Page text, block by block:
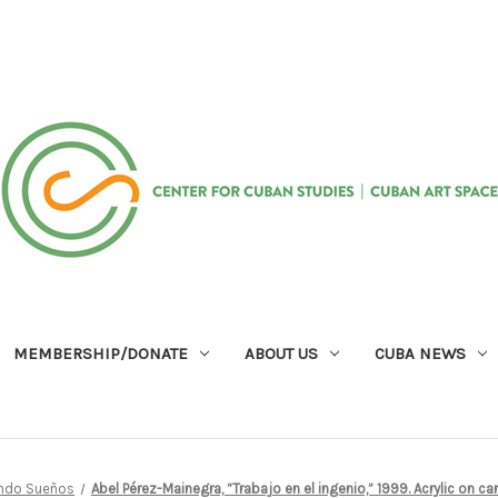
MEMBERSHIP/DONATE ABOUT US CUBA NEWS
Sueños Abel Pérez-Mainegra, “Trabajo en el ingenio,” 1999. Acrylic on